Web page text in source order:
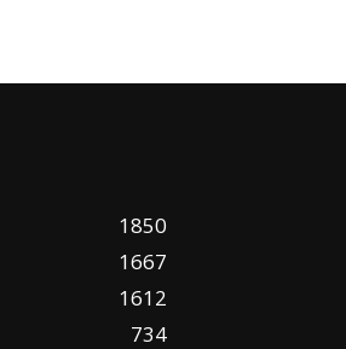
1850
1667
1612
734